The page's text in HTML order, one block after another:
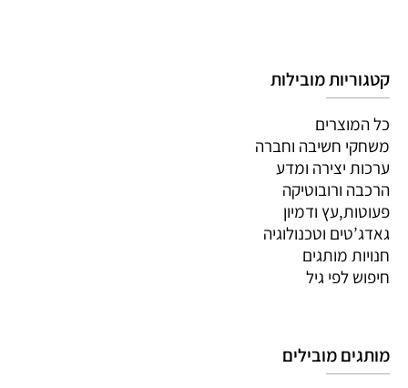
קטגוריות מובילות
כל המוצרים
משחקי חשיבה וחברה
ערכות יצירה ומדע
הרכבה ורובוטיקה
פעוטות,עץ ודמיון
גאדג’טים וטכנולוגיה
חנויות מותגים
חיפוש לפי גיל
מותגים מובילים